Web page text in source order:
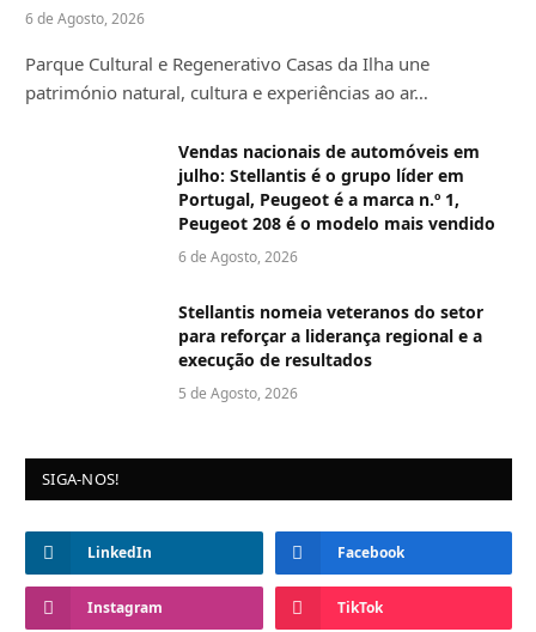
6 de Agosto, 2026
Parque Cultural e Regenerativo Casas da Ilha une
património natural, cultura e experiências ao ar…
Vendas nacionais de automóveis em
julho: Stellantis é o grupo líder em
Portugal, Peugeot é a marca n.º 1,
Peugeot 208 é o modelo mais vendido
6 de Agosto, 2026
Stellantis nomeia veteranos do setor
para reforçar a liderança regional e a
execução de resultados
5 de Agosto, 2026
SIGA-NOS!
LinkedIn Facebook
Instagram TikTok